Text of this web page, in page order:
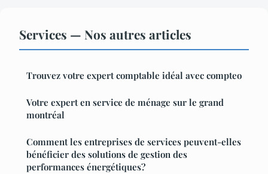
Services — Nos autres articles
Trouvez votre expert comptable idéal avec compteo
Votre expert en service de ménage sur le grand
montréal
Comment les entreprises de services peuvent-elles
bénéficier des solutions de gestion des
performances énergétiques?